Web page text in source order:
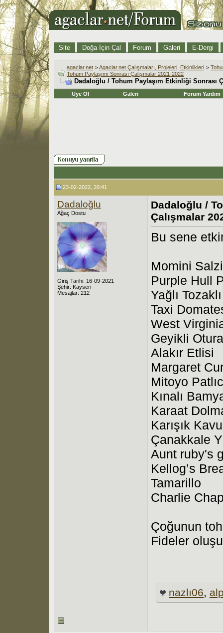
Site Doğa İçin Çal Forum Galeri E-Dergi
agaclar.net >Agaclar.net Çalışmaları, Projeleri, Etkinlikleri >
Tohum Paylaşımı Sonrası Çalışmalar 2021-2022
Dadaloğlu / Tohum Paylaşım Etkinliği Sonrası
Üye Ol Galeri Forum Yardım
23-02-2022, 20:41
Dadaloğlu
Ağaç Dostu
Giriş Tarihi: 16-09-2021
Şehir: Kayseri
Mesajlar: 212
Dadaloğlu /
Çalışmalar
Bu sene
Momini
Purple Hull
Yağlı
Taxi
West
Geyikli
Alakır Etlisi
Margaret
Mitoyo
Kınalı
Karaat
Karışık
Çanakkale
Aunt ruby's
Kellog’s
Tamarillo
Charlie
Çoğunun
Fideler
nazlı06,